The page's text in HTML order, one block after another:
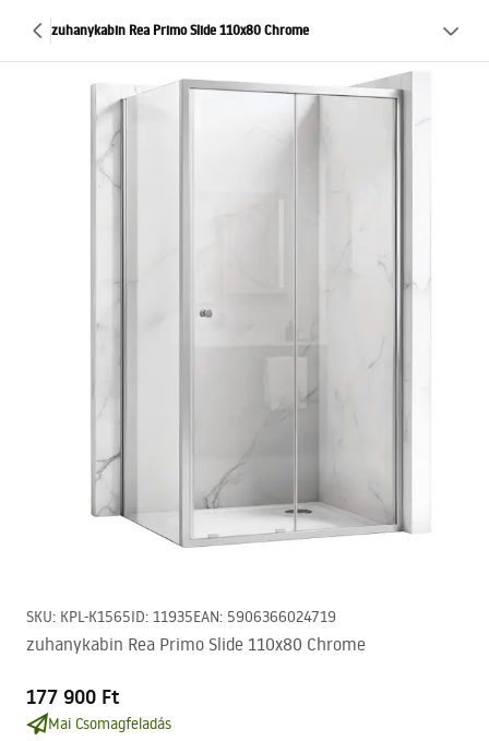
zuhanykabin Rea Primo Slide 110x80 Chrome
SKU: KPL-K1565ID: 11935EAN: 5906366024719
zuhanykabin Rea Primo Slide 110x80 Chrome
177 900 Ft
Mai Csomagfeladás